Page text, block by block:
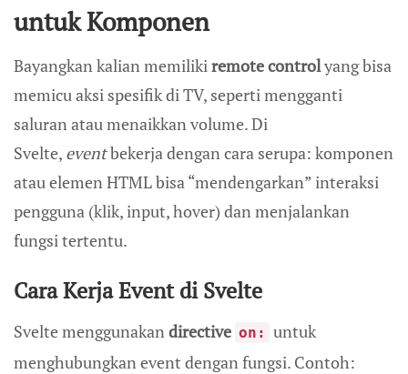
untuk Komponen
Bayangkan kalian memilikiremote controlyang bisa
memicu aksi spesifik di TV, seperti mengganti
saluran atau menaikkan volume. Di
Svelte, eventbekerja dengan cara serupa: komponen
atau elemen HTML bisa “mendengarkan” interaksi
pengguna (klik, input, hover) dan menjalankan
fungsi tertentu.
Cara Kerja Event di Svelte
Svelte menggunakandirective on:
untuk
menghubungkan event dengan fungsi. Contoh: